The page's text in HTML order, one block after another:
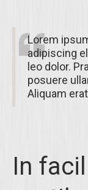
Lorem
adipiscing
leo dolor.
posuere
Aliquam
In